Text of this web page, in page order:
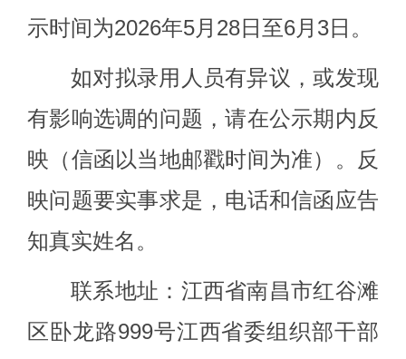
示时间为2026年5月 28日至6月 3日。
如对拟录用人员有异议 ，或发现
有影响选调的问题 ，请在公示期内反
映（信函以当地邮戳时间为准）。反
映问题要实事求是，电话和信函应告
知真实姓名。
联系地址：江西省南昌市红谷滩
区卧龙路999号江西省委组织部干部